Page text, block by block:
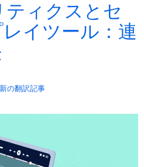
ィクスとセ
イツール：連
の翻訳記事